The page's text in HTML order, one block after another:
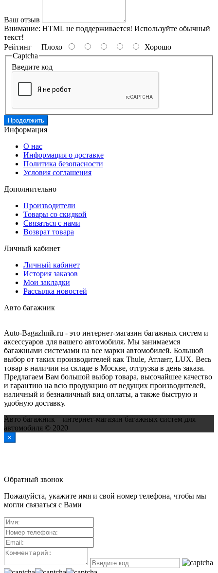
Ваш отзыв
Внимание: HTML не поддерживается! Используйте обычный
текст!
Рейтинг Плохо
Хорошо
Captcha
Введите код
Продолжить
Информация
О нас
Информация о доставке
Политика безопасности
Условия соглашения
Дополнительно
Производители
Товары со скидкой
Связаться с нами
Возврат товара
Личный кабинет
Личный кабинет
История заказов
Мои закладки
Рассылка новостей
Авто багажник
Auto-Bagazhnik.ru - это интернет-магазин багажных систем и
аксессуаров для вашего автомобиля. Мы занимаемся
багажными системами на все марки автомобилей. Большой
выбор от таких производителей как Thule, Атлант, LUX. Весь
товар в наличии на складе в Москве, отгрузка в день заказа.
Предлагаем Вам большой выбор товара, высочайшее качество
и гарантию на всю продукцию от ведущих производителей,
наличный и безналичный вид оплаты, а также быструю и
удобную доставку.
Авто багажник – интернет-магазин багажных систем для
автомобиля © 2020
×
Обратный звонок
Пожалуйста, укажите имя и свой номер телефона, чтобы мы
могли связаться с Вами